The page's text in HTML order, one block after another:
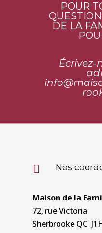
POUR
DE LA
Écrivez-
 Nos
Maison de la
72, rue Victoria
Sherbrooke QC